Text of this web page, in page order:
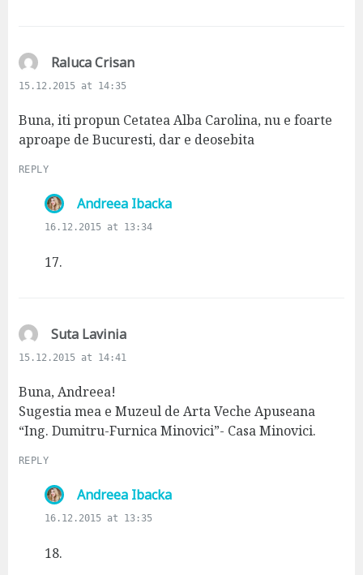
Raluca Crisans
s
:
15.12.2015 at 14:35
Buna, iti propun Cetatea Alba Carolina, nu e foarte
aproape de Bucuresti, dar e deosebita
REPLY
Andreea Ibackas
16.12.2015 at 13:34
17.
Suta Lavinias
:
15.12.2015 at 14:41
Buna, Andreea!
Sugestia mea e Muzeul de Arta Veche Apuseana
“Ing. Dumitru-Furnica Minovici”- Casa Minovici.
REPLY
Andreea Ibackas
16.12.2015 at 13:35
18.